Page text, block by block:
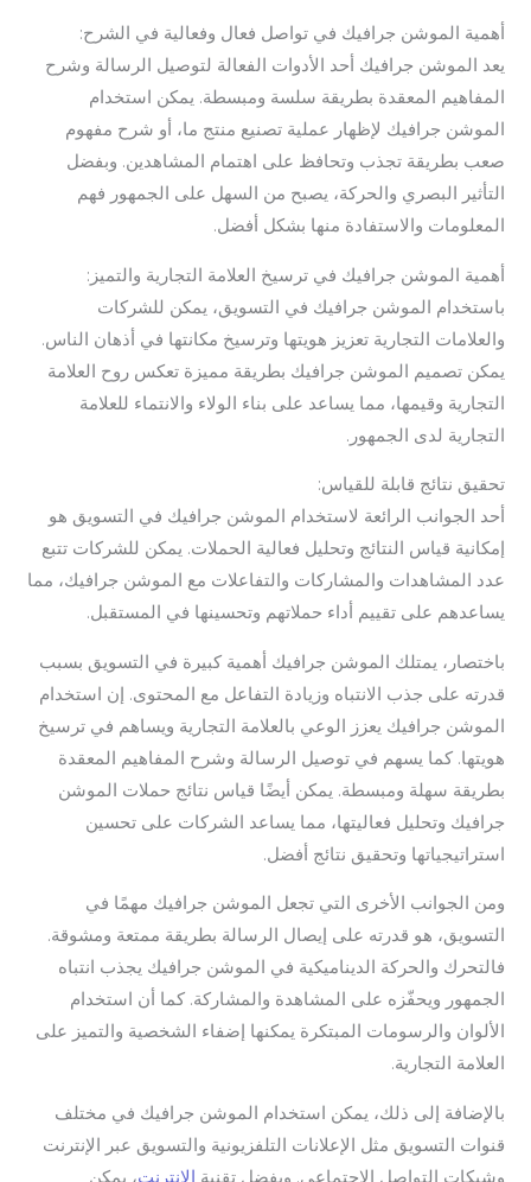
أهمية الموشن جرافيك في تواصل فعال وفعالية في الشرح:
يعد الموشن جرافيك أحد الأدوات الفعالة لتوصيل الرسالة وشرح
المفاهيم المعقدة بطريقة سلسة ومبسطة. يمكن استخدام
الموشن جرافيك لإظهار عملية تصنيع منتج ما، أو شرح مفهوم
صعب بطريقة تجذب وتحافظ على اهتمام المشاهدين. وبفضل
التأثير البصري والحركة، يصبح من السهل على الجمهور فهم
المعلومات والاستفادة منها بشكل أفضل.
أهمية الموشن جرافيك في ترسيخ العلامة التجارية والتميز:
باستخدام الموشن جرافيك في التسويق، يمكن للشركات
والعلامات التجارية تعزيز هويتها وترسيخ مكانتها في أذهان الناس.
يمكن تصميم الموشن جرافيك بطريقة مميزة تعكس روح العلامة
التجارية وقيمها، مما يساعد على بناء الولاء والانتماء للعلامة
التجارية لدى الجمهور.
تحقيق نتائج قابلة للقياس:
أحد الجوانب الرائعة لاستخدام الموشن جرافيك في التسويق هو
إمكانية قياس النتائج وتحليل فعالية الحملات. يمكن للشركات تتبع
عدد المشاهدات والمشاركات والتفاعلات مع الموشن جرافيك، مما
يساعدهم على تقييم أداء حملاتهم وتحسينها في المستقبل.
باختصار، يمتلك الموشن جرافيك أهمية كبيرة في التسويق بسبب
قدرته على جذب الانتباه وزيادة التفاعل مع المحتوى. إن استخدام
الموشن جرافيك يعزز الوعي بالعلامة التجارية ويساهم في ترسيخ
هويتها. كما يسهم في توصيل الرسالة وشرح المفاهيم المعقدة
بطريقة سهلة ومبسطة. يمكن أيضًا قياس نتائج حملات الموشن
جرافيك وتحليل فعاليتها، مما يساعد الشركات على تحسين
استراتيجياتها وتحقيق نتائج أفضل.
ومن الجوانب الأخرى التي تجعل الموشن جرافيك مهمًا في
التسويق، هو قدرته على إيصال الرسالة بطريقة ممتعة ومشوقة.
فالتحرك والحركة الديناميكية في الموشن جرافيك يجذب انتباه
الجمهور ويحفّزه على المشاهدة والمشاركة. كما أن استخدام
الألوان والرسومات المبتكرة يمكنها إضفاء الشخصية والتميز على
العلامة التجارية.
بالإضافة إلى ذلك، يمكن استخدام الموشن جرافيك في مختلف
قنوات التسويق مثل الإعلانات التلفزيونية والتسويق عبر الإنترنت
وشبكات التواصل الاجتماعي. وبفضل تقنية الإنترنت، يمكن